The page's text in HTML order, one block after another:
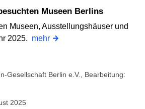
Museen Berlins
Museen, Ausstellungshäuser und
2025. mehr
Gesellschaft Berlin e.V., Bearbeitung:
2025